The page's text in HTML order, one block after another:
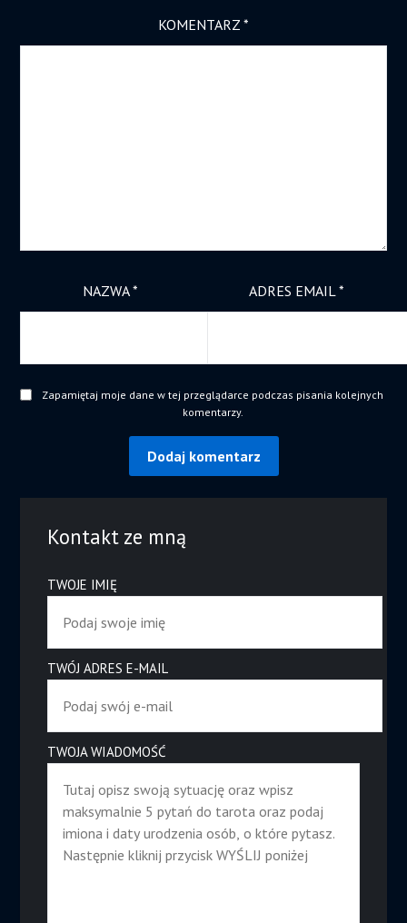
KOMENTARZ *
NAZWA* ADRES EMAIL*
Zapamiętaj moje dane w tej przeglądarce podczas pisania kolejnych
komentarzy.
Kontakt ze mną
TWOJE IMIĘ
TWÓJ ADRES E-MAIL
TWOJA WIADOMOŚĆ